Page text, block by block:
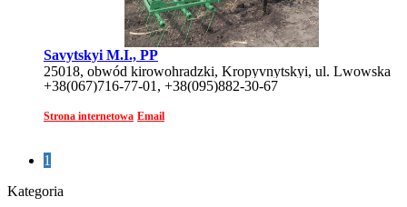
Savytskyi M.I., PP
25018, obwód kirowohradzki, Kropyvnytskyi, ul. Lwowska
22 G
+38(067)716-77-01, +38(095)882-30-67
Strona internetowa Email
1
Kategoria